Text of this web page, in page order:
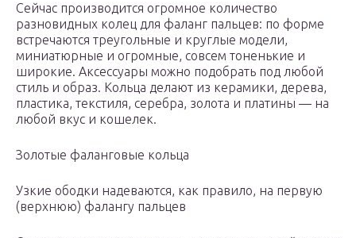
Сейчас производится огромное количество
разновидных колец для фаланг пальцев: по форме
встречаются треугольные и круглые модели,
миниатюрные и огромные, совсем тоненькие и
широкие. Аксессуары можно подобрать под любой
стиль и образ. Кольца делают из керамики, дерева,
пластика, текстиля, серебра, золота и платины — на
любой вкус и кошелек.
Золотые фаланговые кольца
Узкие ободки надеваются, как правило, на первую
(верхнюю) фалангу пальцев